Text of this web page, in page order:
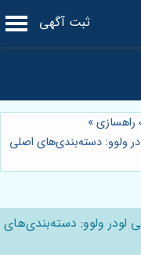
ثبت آگهی
راهسازی»
ولوو: دسته‌بندی‌های اصلی
لودر ولوو: دسته‌بندی‌های